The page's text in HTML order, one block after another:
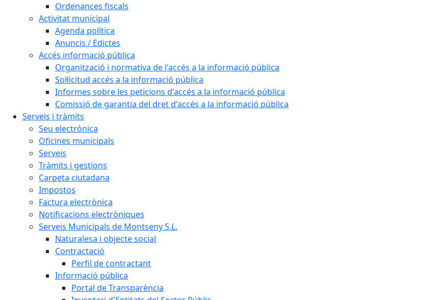
Ordenances fiscals
Activitat municipal
Agenda política
Anuncis / Edictes
Accés informació pública
Organització i normativa de l'accés a la informació pública
Sol·licitud accés a la informació pública
Informes sobre les peticions d'accés a la informació pública
Comissió de garantia del dret d'accés a la informació pública
Serveis i tràmits
Seu electrònica
Oficines municipals
Serveis
Tràmits i gestions
Carpeta ciutadana
Impostos
Factura electrònica
Notificacions electròniques
Serveis Municipals de Montseny S.L.
Naturalesa i objecte social
Contractació
Perfil de contractant
Informació pública
Portal de Transparència